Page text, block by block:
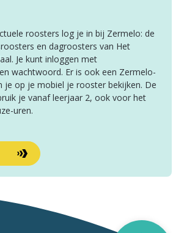
roosters log je in bij Zermelo: de
en dagroosters van Het
Je kunt inloggen met
wachtwoord. Er is ook een Zermelo-
je op je mobiel je rooster bekijken. De
je vanaf leerjaar 2, ook voor het
uren.